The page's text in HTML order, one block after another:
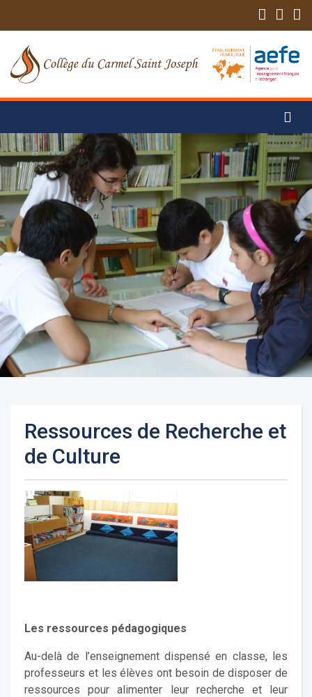
Ressources de Recherche et
de Culture
Les ressources pédagogiques
Au-delà de l’enseignement dispensé en classe, les
professeurs et les élèves ont besoin de disposer de
ressources pour alimenter leur recherche et leur